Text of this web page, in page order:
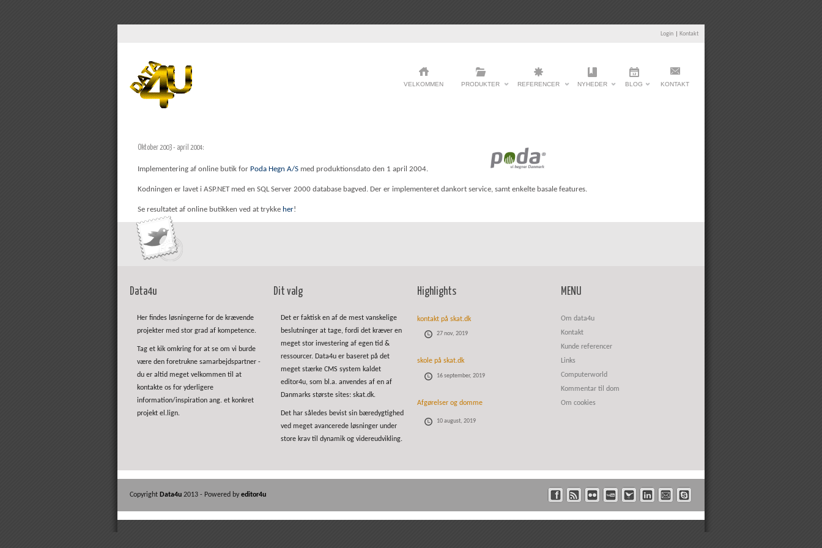
Login Kontakt
VELKOMMEN PRODUKTER REFERENCER NYHEDER BLOG KONTAKT
Oktober 2003 - april 2004:
Implementering af online butik for Poda Hegn A/S med produktionsdato den 1 april 2004.
Kodningen er lavet i ASP.NET med en SQL Server 2000 database bagved. Der er implementeret dankort service, samt enkelte basale features.
Se resultatet af online butikken ved at trykke her!
Data4u
Her findes løsningerne for de krævende
projekter med stor grad af kompetence.
Tag et kik omkring for at se om vi burde
være den foretrukne samarbejdspartner -
du er altid meget velkommen til at
kontakte os for yderligere
information/inspiration ang. et konkret
projekt el.lign.
Dit valg
Det er faktisk en af de mest vanskelige
beslutninger at tage, fordi det kræver en
meget stor investering af egen tid &
ressourcer. Data4u er baseret på det
meget stærke CMS system kaldet
editor4u, som bl.a. anvendes af en af
Danmarks største sites: skat.dk.
Det har således bevist sin bæredygtighed
ved meget avancerede løsninger under
store krav til dynamik og videreudvikling.
Highlights
kontakt på skat.dk
27 nov, 2019
skole på skat.dk
16 september, 2019
Afgørelser og domme
10 august, 2019
MENU
Om data4u
Kontakt
Kunde referencer
Links
Computerworld
Kommentar til dom
Om cookies
Copyright Data4u 2013 - Powered by editor4u